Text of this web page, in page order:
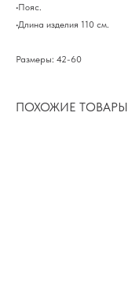
•Пояс.
•Длина изделия 110 см.
Размеры: 42-60
ПОХОЖИЕ ТОВАРЫ